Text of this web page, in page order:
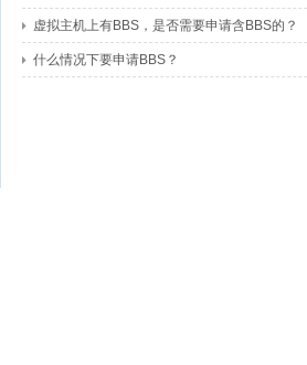
虚拟主机上有BBS，是否需要申请含BBS的？
什么情况下要申请BBS？